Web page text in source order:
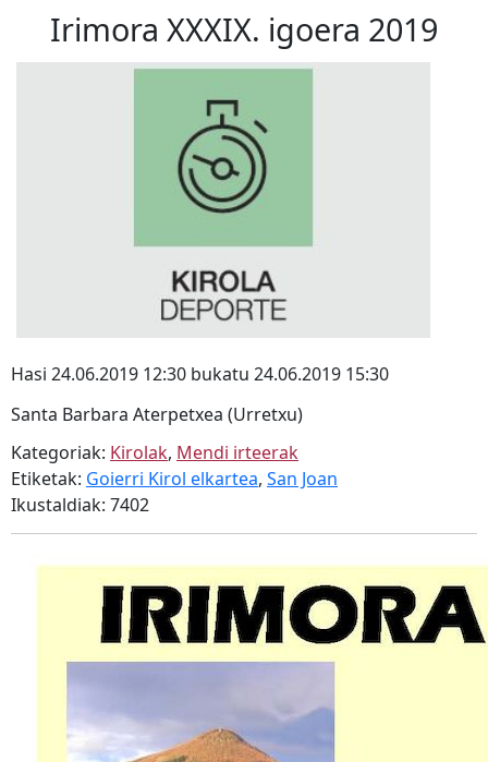
Irimora XXXIX. igoera 2019
Hasi 24.06.2019 12:30 bukatu 24.06.2019 15:30
Santa Barbara Aterpetxea (Urretxu)
Kategoriak: Kirolak, Mendi irteerak
Etiketak: Goierri Kirol elkartea, San Joan
Ikustaldiak: 7402